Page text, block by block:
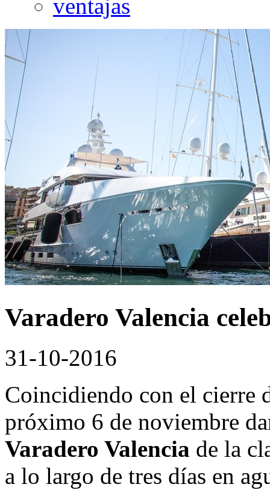
ventajas
Varadero Valencia
31-10-2016
Coincidiendo con el cierre
próximo 6 de noviembre
Varadero Valencia de la
a lo largo de tres días en